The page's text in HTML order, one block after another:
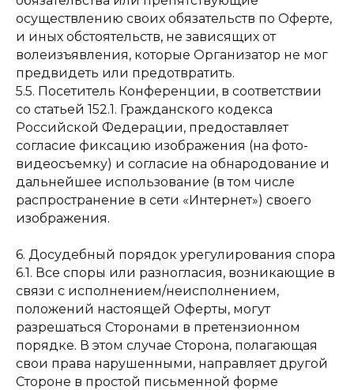
осуществлению своих обязательств по Оферте,
и иных обстоятельств, не зависящих от
волеизъявления, которые Организатор не мог
предвидеть или предотвратить.
5.5. Посетитель Конференции, в соответствии
со статьей 152.1. Гражданского кодекса
Российской Федерации, предоставляет
согласие фиксацию изображения (на фото-
видеосъемку) и согласие на обнародование и
дальнейшее использование (в том числе
распространение в сети «Интернет») своего
изображения.
6. Досудебный порядок урегулирования спора
6.1. Все споры или разногласия, возникающие в
связи с исполнением/неисполнением,
положений настоящей Оферты, могут
разрешаться Сторонами в претензионном
порядке. В этом случае Сторона, полагающая
свои права нарушенными, направляет другой
Стороне в простой письменной форме